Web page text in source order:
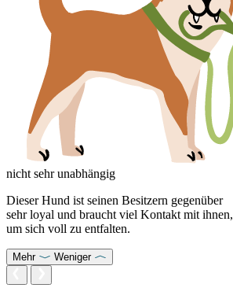
nicht sehr unabhängig
Dieser Hund ist seinen Besitzern gegenüber
sehr loyal und braucht viel Kontakt mit ihnen,
um sich voll zu entfalten.
Mehr Weniger